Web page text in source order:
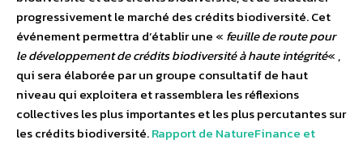
progressivement le marché des crédits biodiversité. Cet
événement permettra d’établir une « feuille de route pour
le développement de crédits biodiversité à haute intégrité« ,
qui sera élaborée par un groupe consultatif de haut
niveau qui exploitera et rassemblera les réflexions
collectives les plus importantes et les plus percutantes sur
les crédits biodiversité.Rapport de NatureFinance et